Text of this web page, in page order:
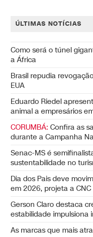
ÚLTIMAS NOTÍCIAS
Como será o túnel
a África
Brasil repudia
EUA
Eduardo Riedel
animal a empresários
CORUMBÁ: Confira as
durante a Campanha
Senac-MS é
sustentabilidade no
Dia dos Pais deve
em 2026, projeta a CNC
Gerson Claro destaca
estabilidade impulsiona
As marcas que mais